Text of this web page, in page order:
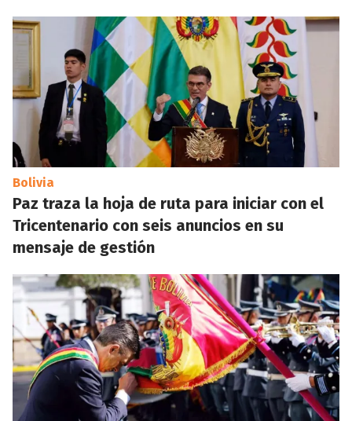
Bolivia
Paz traza la hoja de ruta para iniciar con el
Tricentenario con seis anuncios en su
mensaje de gestión